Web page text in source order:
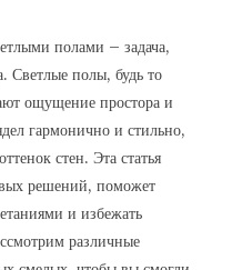
полами – задача,
Светлые полы, будь то
ощущение простора и
гармонично и стильно,
стен. Эта статья
решений, поможет
и избежать
различные